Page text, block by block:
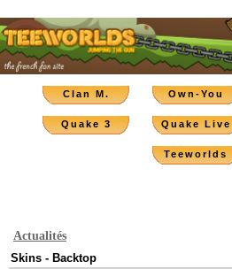
Clan M. Own-You
Quake 3 Quake Live
Teeworlds
Actualités
Skins - Backtop